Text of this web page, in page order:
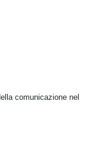
comunicazione nel